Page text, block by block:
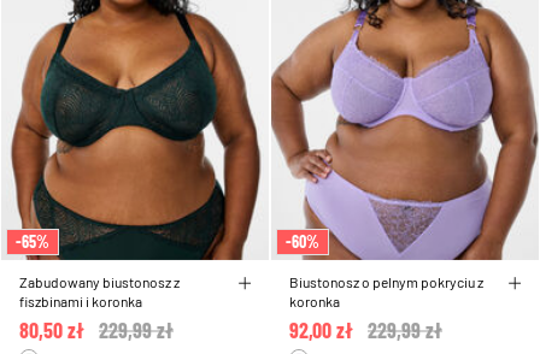
-65%
Zabudowany biustonosz z
fiszbinami i koronka
Price reduced from
229,99 zł
80,50 zł
-60%
Biustonosz o pelnym pokryciu z
koronka
Price reduced from
229,99 zł
92,00 zł